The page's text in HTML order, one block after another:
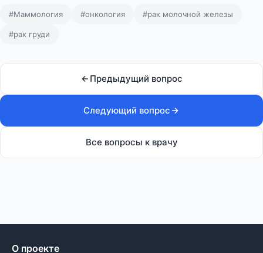
#Маммология #онкология #рак молочной железы
#рак груди
Предыдущий вопрос
Следующий вопрос
Все вопросы к врачу
О проекте